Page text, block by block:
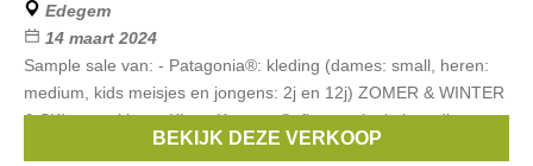
Edegem
14 maart 2024
Sample sale van: - Patagonia®: kleding (dames: small, heren:
medium, kids meisjes en jongens: 2j en 12j) ZOMER & WINTER
& SKI, rugzakken - Klean Kanteen®: flessen (enkelwandig,
BEKIJK DEZE VERKOOP